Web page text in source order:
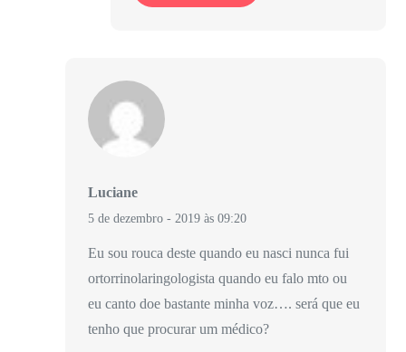
Luciane
5 de dezembro - 2019 às 09:20
Eu sou rouca deste quando eu nasci nunca fui
ortorrinolaringologista quando eu falo mto ou
eu canto doe bastante minha voz…. será que eu
tenho que procurar um médico?